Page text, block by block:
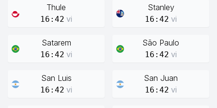
Thule
16:42 vi
Stanley
16:42 vi
Satarem
16:42 vi
São Paulo
16:42 vi
San Luis
16:42 vi
San Juan
16:42 vi